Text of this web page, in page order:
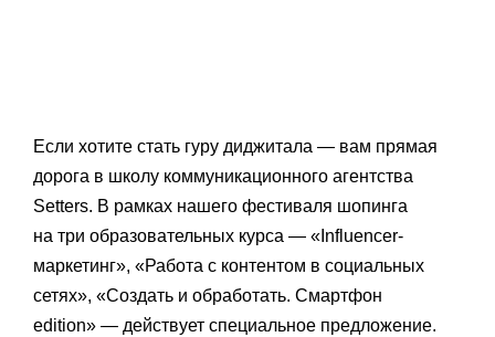
Если хотите стать гуру диджитала — вам прямая
дорога в школу коммуникационного агентства
Setters. В рамках нашего фестиваля шопинга
на три образовательных курса — «Influencer-
маркетинг», «Работа с контентом в социальных
сетях», «Создать и обработать. Смартфон
edition» — действует специальное предложение.